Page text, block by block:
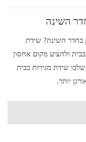
השינה
בחדר השינה? שידת
ולהציע מקום אחסון
שידת מגירות בבית
יותר.